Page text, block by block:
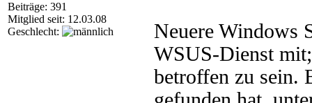
Beiträge: 391
Mitglied seit: 12.03.08
Geschlecht:
Neuere Windows
WSUS-Dienst
betroffen zu sein.